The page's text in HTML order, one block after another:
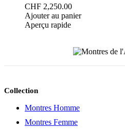
produit
CHF 2,250.00
Ajouter au panier
Aperçu rapide
Collection
Montres Homme
Montres Femme